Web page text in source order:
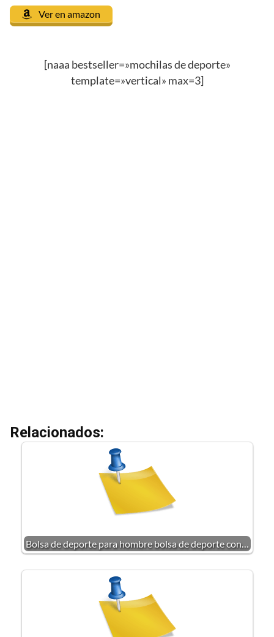
Ver en amazon
[naaa bestseller=»mochilas de deporte»
template=»vertical» max=3]
Relacionados:
Bolsa de deporte para hombre bolsa de deporte con…